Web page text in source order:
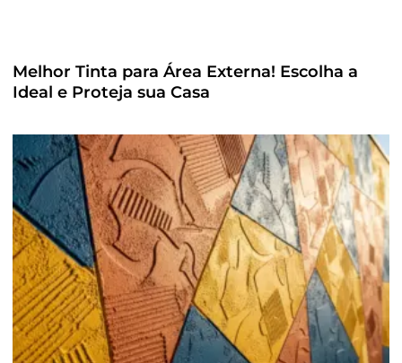
Melhor Tinta para Área Externa! Escolha a
Ideal e Proteja sua Casa